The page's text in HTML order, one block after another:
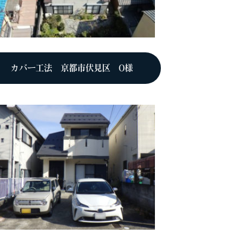
カバー工法 京都市伏見区 O様